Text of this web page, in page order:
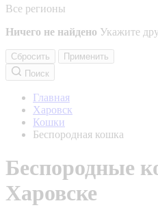
Все регионы
Ничего не найдено Укажите
Сбросить
Применить
Поиск
Главная
Харовск
Кошки
Беспородная кошка
Беспородные
Харовске